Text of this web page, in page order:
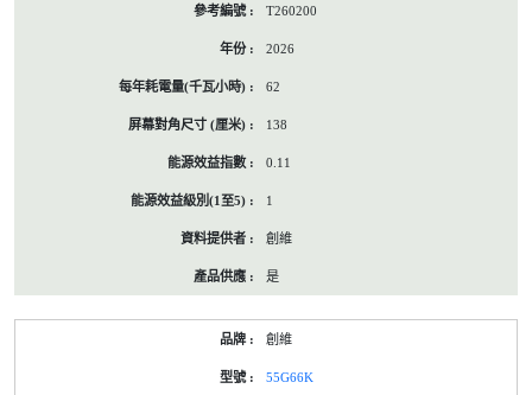
T260200
2026
62
138
0.11
1
創維
是
創維
55G66K